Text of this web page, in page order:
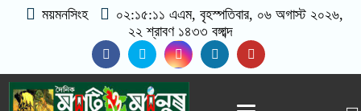
ময়মনসিংহ ০২:১৫:১২ এএম, বৃহস্পতিবার, ০৬ অগাস্ট ২০২৬,
২২ শ্রাবণ ১৪৩৩ বঙ্গাব্দ